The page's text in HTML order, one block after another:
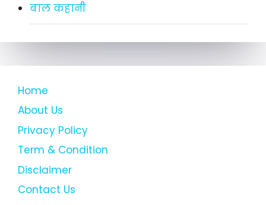
बाल कहानी
Home
About Us
Privacy Policy
Term & Condition
Disclaimer
Contact Us